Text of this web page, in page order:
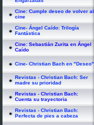
Cine: Cumple deseo de volver al
cine
Cine- Ángel Caído: Trilogía
Fantástica
Cine: Sebastián Zurita en Ángel
Caído
Cine- Christian Bach en "Deseo"
Revistas - Christian Bach: Ser
madre su prioridad
Revistas - Christian Bach:
Cuenta su trayectoria
Revistas - Christian Bach:
Perfecta de pies a cabeza